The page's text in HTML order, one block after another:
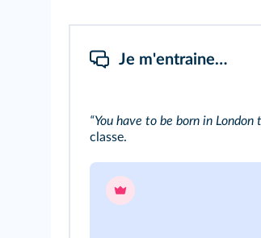
Je m'entraine…
“You have to be born in London
classe.